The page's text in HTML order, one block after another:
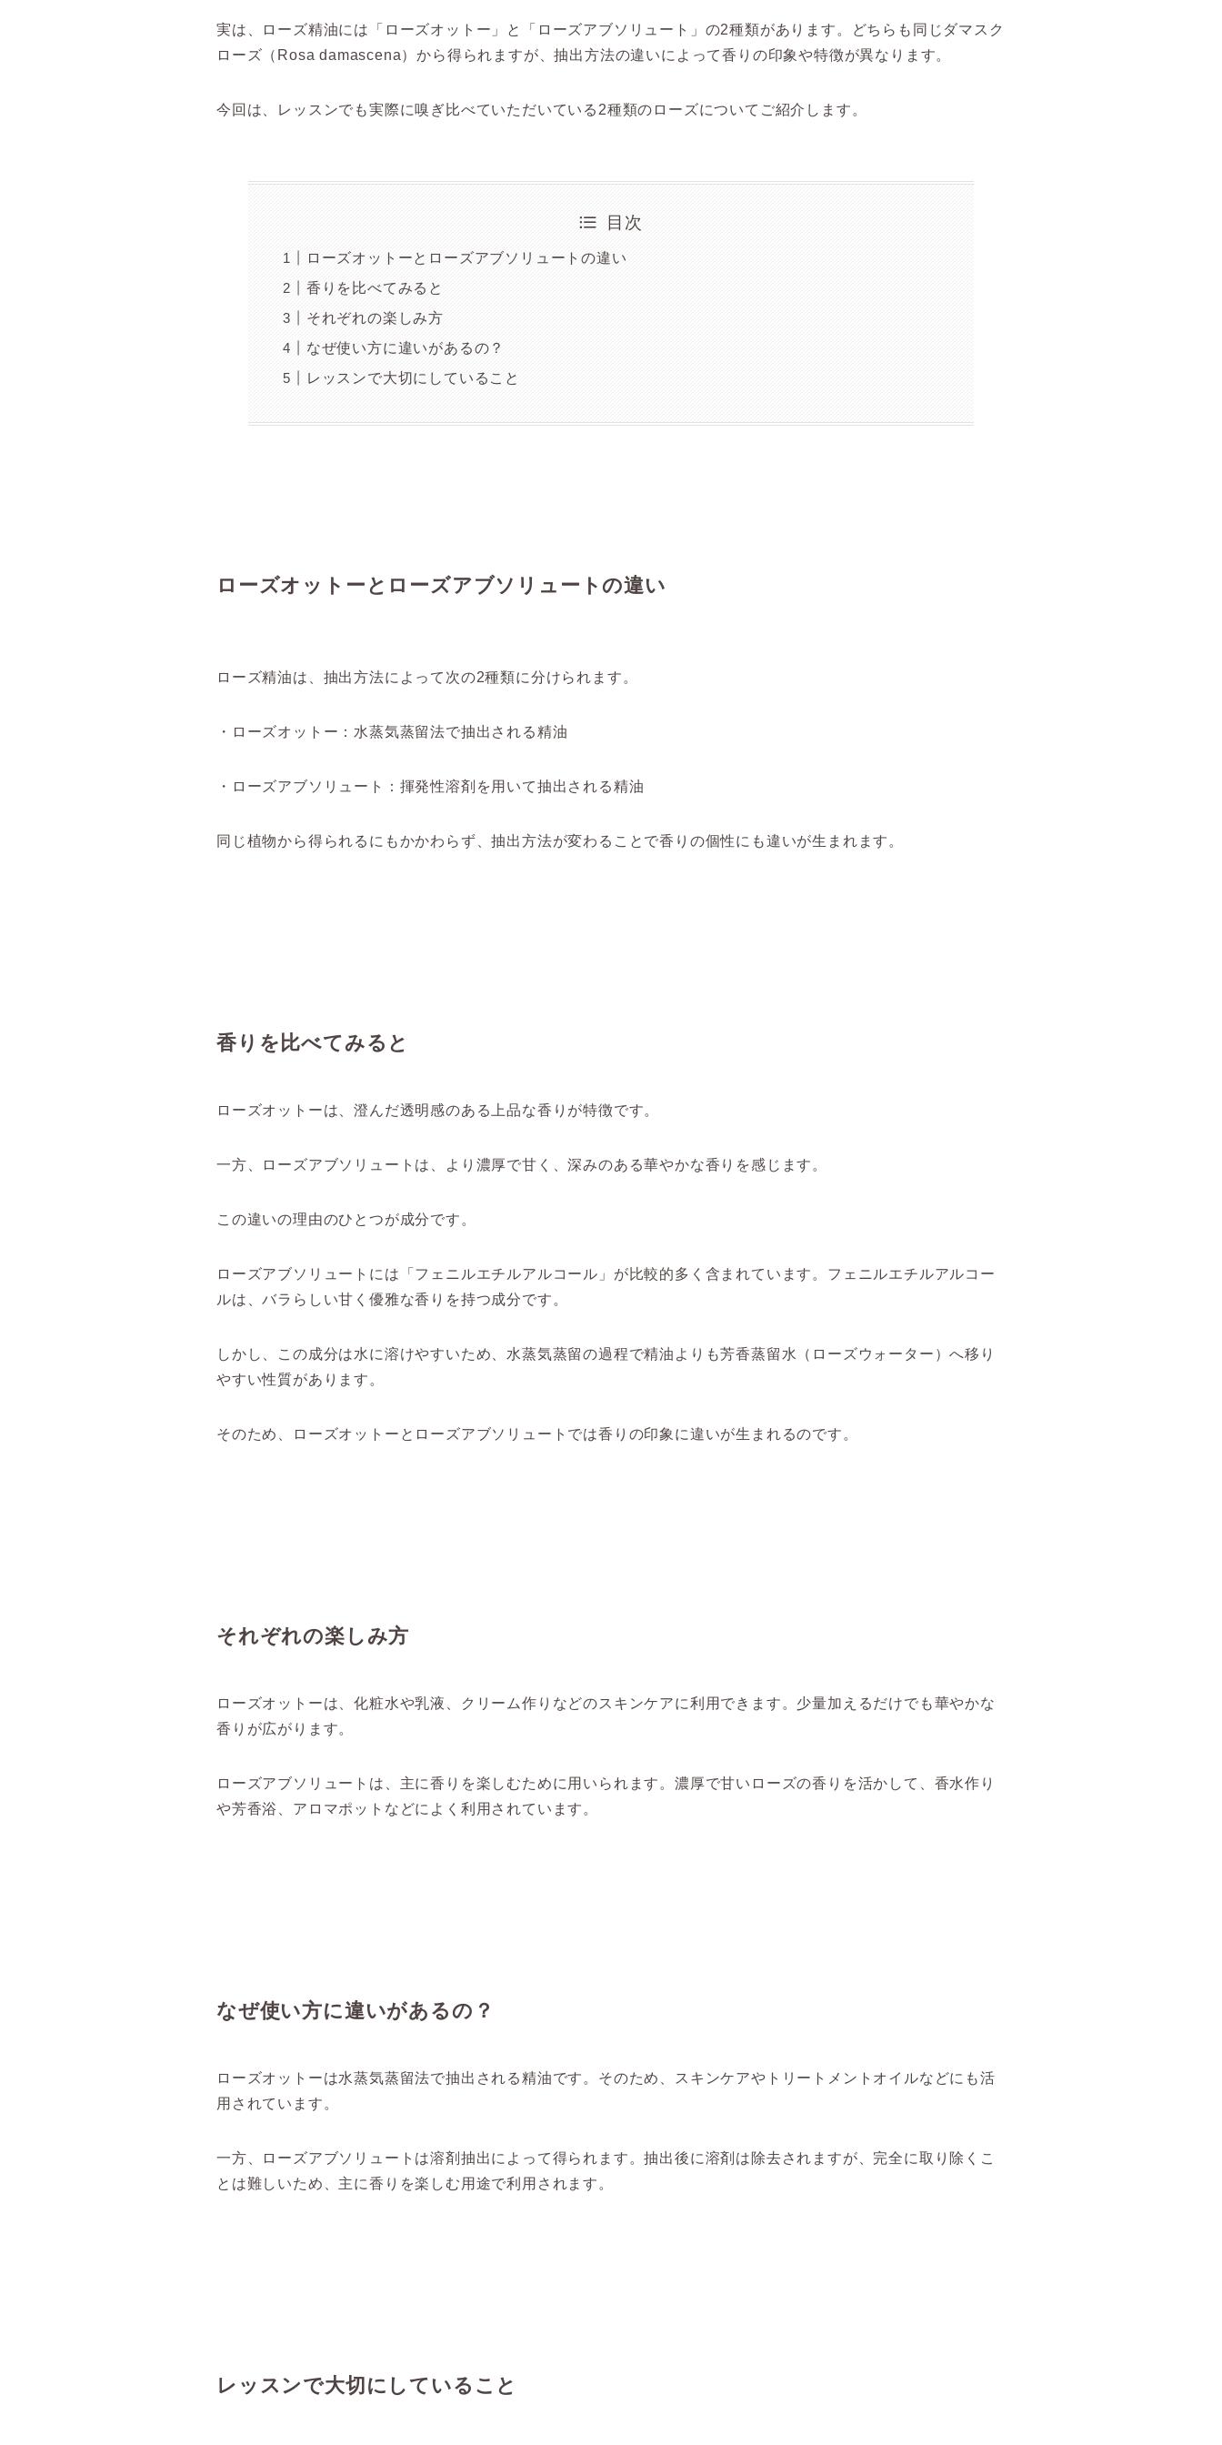
実は、ローズ精油には「ローズオットー」と「ローズアブソリュート」の2種類があります。どちらも同じダマスク
ローズ（Rosa damascena）から得られますが、抽出方法の違いによって香りの印象や特徴が異なります。
今回は、レッスンでも実際に嗅ぎ比べていただいている2種類のローズについてご紹介します。
目次
ローズオットーとローズアブソリュートの違い
香りを比べてみると
それぞれの楽しみ方
なぜ使い方に違いがあるの？
レッスンで大切にしていること
ローズオットーとローズアブソリュートの違い
ローズ精油は、抽出方法によって次の2種類に分けられます。
・ローズオットー：水蒸気蒸留法で抽出される精油
・ローズアブソリュート：揮発性溶剤を用いて抽出される精油
同じ植物から得られるにもかかわらず、抽出方法が変わることで香りの個性にも違いが生まれます。
香りを比べてみると
ローズオットーは、澄んだ透明感のある上品な香りが特徴です。
一方、ローズアブソリュートは、より濃厚で甘く、深みのある華やかな香りを感じます。
この違いの理由のひとつが成分です。
ローズアブソリュートには「フェニルエチルアルコール」が比較的多く含まれています。フェニルエチルアルコー
ルは、バラらしい甘く優雅な香りを持つ成分です。
しかし、この成分は水に溶けやすいため、水蒸気蒸留の過程で精油よりも芳香蒸留水（ローズウォーター）へ移り
やすい性質があります。
そのため、ローズオットーとローズアブソリュートでは香りの印象に違いが生まれるのです。
それぞれの楽しみ方
ローズオットーは、化粧水や乳液、クリーム作りなどのスキンケアに利用できます。少量加えるだけでも華やかな
香りが広がります。
ローズアブソリュートは、主に香りを楽しむために用いられます。濃厚で甘いローズの香りを活かして、香水作り
や芳香浴、アロマポットなどによく利用されています。
なぜ使い方に違いがあるの？
ローズオットーは水蒸気蒸留法で抽出される精油です。そのため、スキンケアやトリートメントオイルなどにも活
用されています。
一方、ローズアブソリュートは溶剤抽出によって得られます。抽出後に溶剤は除去されますが、完全に取り除くこ
とは難しいため、主に香りを楽しむ用途で利用されます。
レッスンで大切にしていること